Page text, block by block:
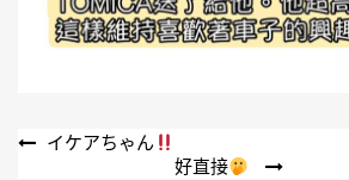
文 イケアちゃん
好直接